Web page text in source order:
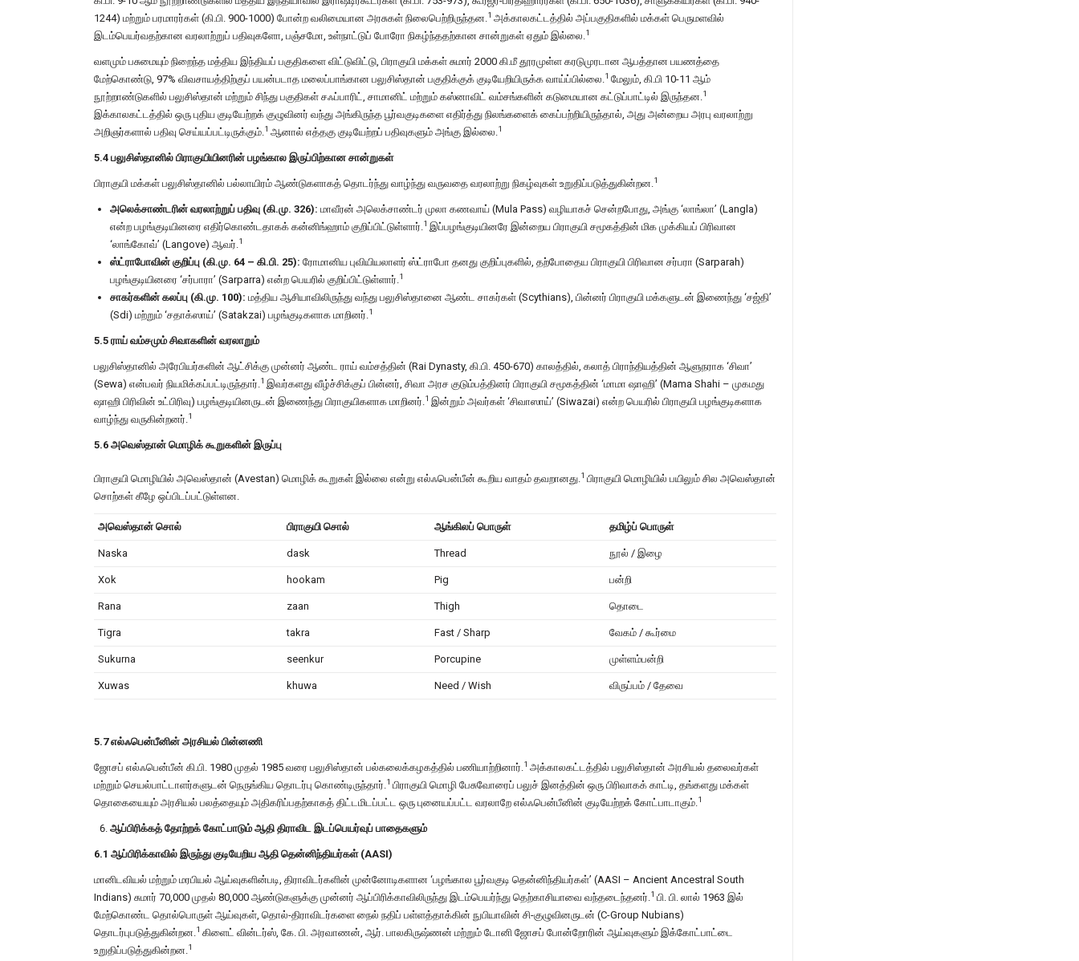
1244) மற்றும் பரமாரர்கள் (கி.பி. 900-1000) போன்ற வலிமையான அரசுகள் நிலைபெற்றிருந்தன.1 அக்காலகட்டத்தில் அப்பகுதிகளில் மக்கள் பெருமளவில்
இடம்பெயர்வதற்கான வரலாற்றுப் பதிவுகளோ, பஞ்சமோ, உள்நாட்டுப் போரோ நிகழ்ந்ததற்கான சான்றுகள் ஏதும் இல்லை.1
வளமும் பசுமையும் நிறைந்த மத்திய இந்தியப் பகுதிகளை விட்டுவிட்டு, பிராகுயி மக்கள் சுமார் 2000 கி.மீ தூரமுள்ள கரடுமுரடான ஆபத்தான பயணத்தை
மேற்கொண்டு, 97% விவசாயத்திற்குப் பயன்படாத மலைப்பாங்கான பலுசிஸ்தான் பகுதிக்குக் குடியேறியிருக்க வாய்ப்பில்லை.1 மேலும், கி.பி 10-11 ஆம்
நூற்றாண்டுகளில் பலுசிஸ்தான் மற்றும் சிந்து பகுதிகள் சஃப்பாரிட், சாமானிட் மற்றும் கஸ்னாவிட் வம்சங்களின் கடுமையான கட்டுப்பாட்டில் இருந்தன.1
இக்காலகட்டத்தில் ஒரு புதிய குடியேற்றக் குழுவினர் வந்து அங்கிருந்த பூர்வகுடிகளை எதிர்த்து நிலங்களைக் கைப்பற்றியிருந்தால், அது அன்றைய அரபு வரலாற்று
அறிஞர்களால் பதிவு செய்யப்பட்டிருக்கும்.1 ஆனால் எத்தகு குடியேற்றப் பதிவுகளும் அங்கு இல்லை.1
5.4 பலுசிஸ்தானில் பிராகுயியினரின் பழங்கால இருப்பிற்கான சான்றுகள்
பிராகுயி மக்கள் பலுசிஸ்தானில் பல்லாயிரம் ஆண்டுகளாகத் தொடர்ந்து வாழ்ந்து வருவதை வரலாற்று நிகழ்வுகள் உறுதிப்படுத்துகின்றன.1
அலெக்சாண்டரின் வரலாற்றுப் பதிவு (கி.மு. 326): மாவீரன் அலெக்சாண்டர் முலா கணவாய் (Mula Pass) வழியாகச் சென்றபோது, அங்கு ‘லாங்லா’ (Langla)
என்ற பழங்குடியினரை எதிர்கொண்டதாகக் கன்னிங்ஹாம் குறிப்பிட்டுள்ளார்.1 இப்பழங்குடியினரே இன்றைய பிராகுயி சமூகத்தின் மிக முக்கியப் பிரிவான
‘லாங்கோவ்’ (Langove) ஆவர்.1
ஸ்ட்ராபோவின் குறிப்பு (கி.மு. 64 – கி.பி. 25): ரோமானிய புவியியலாளர் ஸ்ட்ராபோ தனது குறிப்புகளில், தற்போதைய பிராகுயி பிரிவான சர்பரா (Sarparah)
பழங்குடியினரை ‘சர்பாரா’ (Sarparra) என்ற பெயரில் குறிப்பிட்டுள்ளார்.1
சாகர்களின் கலப்பு (கி.மு. 100): மத்திய ஆசியாவிலிருந்து வந்து பலுசிஸ்தானை ஆண்ட சாகர்கள் (Scythians), பின்னர் பிராகுயி மக்களுடன் இணைந்து ‘சஜ்தி’
(Sdi) மற்றும் ‘சதாக்ஸாய்’ (Satakzai) பழங்குடிகளாக மாறினர்.1
5.5 ராய் வம்சமும் சிவாகளின் வரலாறும்
பலுசிஸ்தானில் அரேபியர்களின் ஆட்சிக்கு முன்னர் ஆண்ட ராய் வம்சத்தின் (Rai Dynasty, கி.பி. 450-670) காலத்தில், கலாத் பிராந்தியத்தின் ஆளுநராக ‘சிவா’
(Sewa) என்பவர் நியமிக்கப்பட்டிருந்தார்.1 இவர்களது வீழ்ச்சிக்குப் பின்னர், சிவா அரச குடும்பத்தினர் பிராகுயி சமூகத்தின் ‘மாமா ஷாஹி’ (Mama Shahi – முகமது
ஷாஹி பிரிவின் உட்பிரிவு) பழங்குடியினருடன் இணைந்து பிராகுயிகளாக மாறினர்.1 இன்றும் அவர்கள் ‘சிவாஸாய்’ (Siwazai) என்ற பெயரில் பிராகுயி பழங்குடிகளாக
வாழ்ந்து வருகின்றனர்.1
5.6 அவெஸ்தான் மொழிக் கூறுகளின் இருப்பு
பிராகுயி மொழியில் அவெஸ்தான் (Avestan) மொழிக் கூறுகள் இல்லை என்று எல்ஃபென்பீன் கூறிய வாதம் தவறானது.1 பிராகுயி மொழியில் பயிலும் சில அவெஸ்தான்
சொற்கள் கீழே ஒப்பிடப்பட்டுள்ளன.
அவெஸ்தான் சொல் பிராகுயி சொல் ஆங்கிலப் பொருள் தமிழ்ப் பொருள்
Naska dask Thread நூல் / இழை
Xok hookam Pig பன்றி
Rana zaan Thigh தொடை
Tigra takra Fast / Sharp வேகம் / கூர்மை
Sukurna seenkur Porcupine முள்ளம்பன்றி
Xuwas khuwa Need / Wish விருப்பம் / தேவை
5.7 எல்ஃபென்பீனின் அரசியல் பின்னணி
ஜோசப் எல்ஃபென்பீன் கி.பி. 1980 முதல் 1985 வரை பலுசிஸ்தான் பல்கலைக்கழகத்தில் பணியாற்றினார்.1 அக்காலகட்டத்தில் பலுசிஸ்தான் அரசியல் தலைவர்கள்
மற்றும் செயல்பாட்டாளர்களுடன் நெருங்கிய தொடர்பு கொண்டிருந்தார்.1 பிராகுயி மொழி பேசுவோரைப் பலுச் இனத்தின் ஒரு பிரிவாகக் காட்டி, தங்களது மக்கள்
தொகையையும் அரசியல் பலத்தையும் அதிகரிப்பதற்காகத் திட்டமிடப்பட்ட ஒரு புனையப்பட்ட வரலாறே எல்ஃபென்பீனின் குடியேற்றக் கோட்பாடாகும்.1
ஆப்பிரிக்கத் தோற்றக் கோட்பாடும் ஆதி திராவிட இடப்பெயர்வுப் பாதைகளும்
6.1 ஆப்பிரிக்காவில் இருந்து குடியேறிய ஆதி தென்னிந்தியர்கள் (AASI)
மானிடவியல் மற்றும் மரபியல் ஆய்வுகளின்படி, திராவிடர்களின் முன்னோடிகளான ‘பழங்கால பூர்வகுடி தென்னிந்தியர்கள்’ (AASI – Ancient Ancestral South
Indians) சுமார் 70,000 முதல் 80,000 ஆண்டுகளுக்கு முன்னர் ஆப்பிரிக்காவிலிருந்து இடம்பெயர்ந்து தெற்காசியாவை வந்தடைந்தனர்.1 பி. பி. லால் 1963 இல்
மேற்கொண்ட தொல்பொருள் ஆய்வுகள், தொல்-திராவிடர்களை நைல் நதிப் பள்ளத்தாக்கின் நுபியாவின் சி-குழுவினருடன் (C-Group Nubians)
தொடர்புபடுத்துகின்றன.1 கிளைட் வின்டர்ஸ், கே. பி. அரவாணன், ஆர். பாலகிருஷ்ணன் மற்றும் டோனி ஜோசப் போன்றோரின் ஆய்வுகளும் இக்கோட்பாட்டை
உறுதிப்படுத்துகின்றன.1